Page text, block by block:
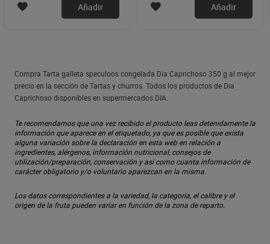
Añadir Añadir
Compra Tarta galleta speculoos congelada Dia Caprichoso 350 g al mejor
precio en la sección de Tartas y churros. Todos los productos de Dia
Caprichoso disponibles en supermercados DIA.
Te recomendamos que una vez recibido el producto leas detenidamente la
información que aparece en el etiquetado, ya que es posible que exista
alguna variación sobre la declaración en esta web en relación a
ingredientes, alérgenos, información nutricional, consejos de
utilización/preparación, conservación y así como cuanta información de
carácter obligatorio y/o voluntario aparezcan en la misma.
Los datos correspondientes a la variedad, la categoría, el calibre y el
origen de la fruta pueden variar en función de la zona de reparto.